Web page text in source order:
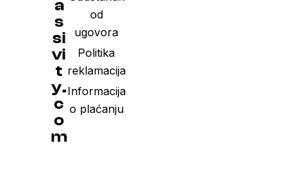
a
s
si
vi
t
y.
c
o
m
od
ugovora
Politika
reklamacija
Informacija
o plaćanju